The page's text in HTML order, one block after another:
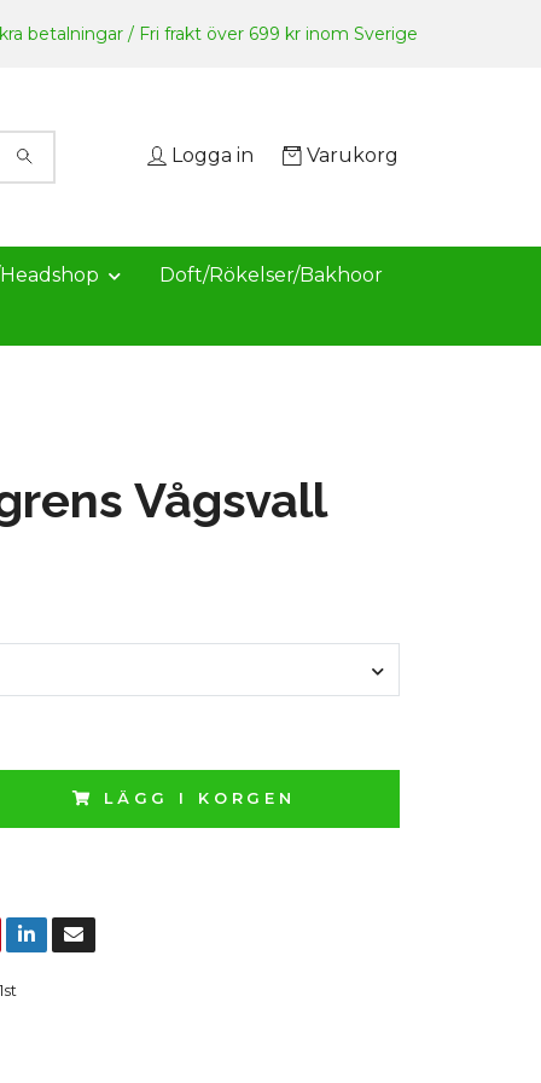
betalningar / Fri frakt över 699 kr inom Sverige
Logga in Varukorg
Doft/Rökelser/Bakhoor
Vågsvall
LÄGG I KORGEN
1st